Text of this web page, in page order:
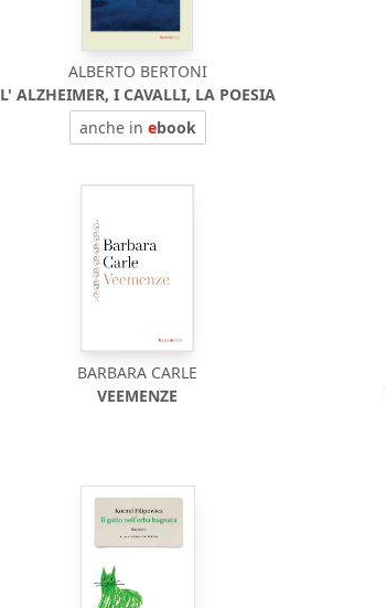
ALBERTO BERTONI
L' ALZHEIMER, I CAVALLI, LA POESIA
anche in ebook
BARBARA CARLE
VEEMENZE